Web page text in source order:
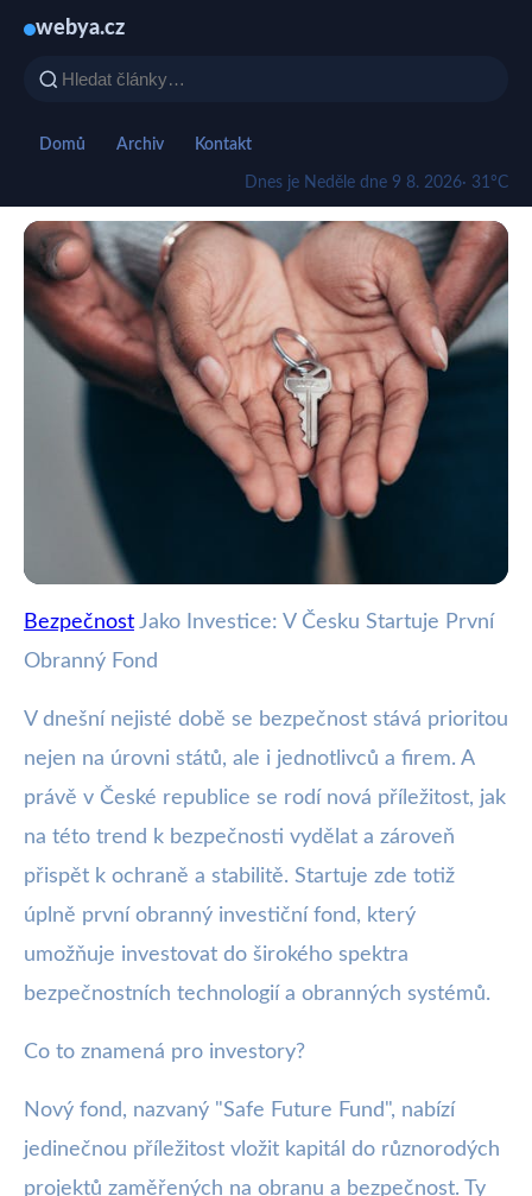
webya.cz
Domů Archiv Kontakt
Dnes je Neděle dne 9 8. 2026· 31°C
webya.cz
Safe Future Fund: První Český
Fond Pro Investice do Obrany
12. 9. 2025 · 3 min čtení · Autor: Milan Jiránek
Bezpečnost Jako Investice: V Česku Startuje První
Obranný Fond
V dnešní nejisté době se bezpečnost stává prioritou
nejen na úrovni států, ale i jednotlivců a firem. A
právě v České republice se rodí nová příležitost, jak
na této trend k bezpečnosti vydělat a zároveň
přispět k ochraně a stabilitě. Startuje zde totiž
úplně první obranný investiční fond, který
umožňuje investovat do širokého spektra
bezpečnostních technologií a obranných systémů.
Co to znamená pro investory?
Nový fond, nazvaný "Safe Future Fund", nabízí
jedinečnou příležitost vložit kapitál do různorodých
projektů zaměřených na obranu a bezpečnost. Ty